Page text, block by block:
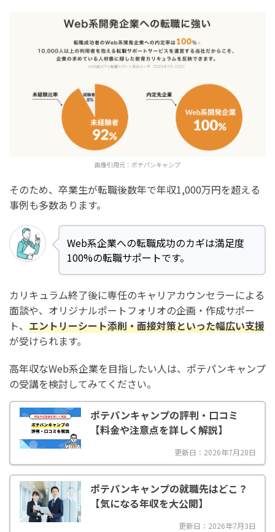
画像引用元： ポテパンキャンプ
そのため、卒業生が転職後数年で年収1,000万円を超える
事例も多数あります。
Web系企業への転職成功のカギは満足度
100%の転職サポートです。
カリキュラム終了後に専任のキャリアカウンセラーによる
面談や、オリジナルポートフォリオの企画・作成サポー
ト、 エントリーシート添削・面接対策といった幅広い支援
が受けられます。
高年収なWeb系企業を目指したい人は、ポテパンキャンプ
の受講を検討してみてください。
ポテパンキャンプの評判・口コミ
【料金や注意点を詳しく解説】
更新日：2026年7月28日
ポテパンキャンプの就職先はどこ？
【気になる年収を大公開】
更新日：2026年7月3日